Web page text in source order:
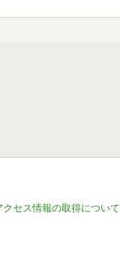
クセス情報の取得について